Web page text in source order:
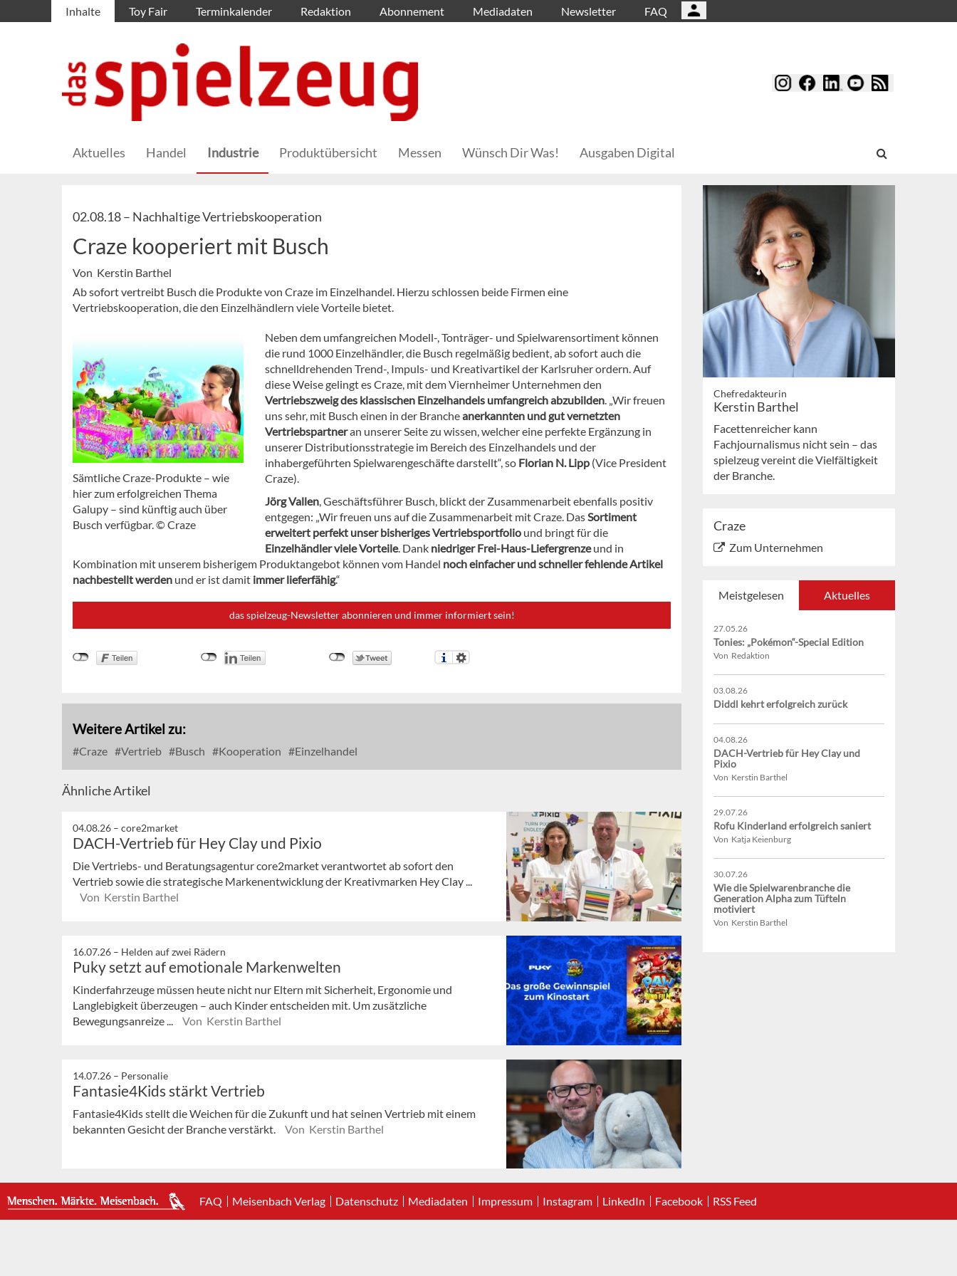
Inhalte Toy Fair Terminkalender Redaktion Abonnement Mediadaten Newsletter FAQ
Aktuelles Handel Industrie Produktübersicht Messen Wünsch Dir Was! Ausgaben Digital
02.08.18 – Nachhaltige Vertriebskooperation
Craze kooperiert mit Busch
Von Kerstin Barthel
Ab sofort vertreibt Busch die Produkte von Craze im Einzelhandel. Hierzu schlossen beide Firmen eine
Vertriebskooperation, die den Einzelhändlern viele Vorteile bietet.
Sämtliche Craze-Produkte – wie
hier zum erfolgreichen Thema
Galupy – sind künftig auch über
Busch verfügbar. © Craze
Neben dem umfangreichen Modell-, Tonträger- und Spielwarensortiment können
die rund 1000 Einzelhändler, die Busch regelmäßig bedient, ab sofort auch die
schnelldrehenden Trend-, Impuls- und Kreativartikel der Karlsruher ordern. Auf
diese Weise gelingt es Craze, mit dem Viernheimer Unternehmen den
Vertriebszweig des klassischen Einzelhandels umfangreich abzubilden. „Wir freuen
uns sehr, mit Busch einen in der Brancheanerkannten und gut vernetzten
Vertriebspartneran unserer Seite zu wissen, welcher eine perfekte Ergänzung in
unserer Distributionsstrategie im Bereich des Einzelhandels und der
inhabergeführten Spielwarengeschäfte darstellt“, so Florian N. Lipp (Vice President
Craze).
Jörg Vallen, Geschäftsführer Busch, blickt der Zusammenarbeit ebenfalls positiv
entgegen: „Wir freuen uns auf die Zusammenarbeit mit Craze. DasSortiment
erweitert perfekt unser bisheriges Vertriebsportfolio und bringt für die
Einzelhändler viele Vorteile. Dank niedriger Frei-Haus-Liefergrenzeund in
Kombination mit unserem bisherigem Produktangebot können vom Handel noch einfacher und schneller fehlende Artikel
nachbestellt werden und er ist damit immer lieferfähig.“
das spielzeug-Newsletter abonnieren und immer informiert sein!
Weitere Artikel zu:
Craze Vertrieb Busch Kooperation Einzelhandel
Ähnliche Artikel
04.08.26 – core2market
DACH-Vertrieb für Hey Clay und Pixio
Die Vertriebs- und Beratungsagentur core2market verantwortet ab sofort den
Vertrieb sowie die strategische Markenentwicklung der Kreativmarken Hey Clay ...
Von Kerstin Barthel
16.07.26 – Helden auf zwei Rädern
Puky setzt auf emotionale Markenwelten
Kinderfahrzeuge müssen heute nicht nur Eltern mit Sicherheit, Ergonomie und
Langlebigkeit überzeugen – auch Kinder entscheiden mit. Um zusätzliche
Bewegungsanreize ...
Von Kerstin Barthel
14.07.26 – Personalie
Fantasie4Kids stärkt Vertrieb
Fantasie4Kids stellt die Weichen für die Zukunft und hat seinen Vertrieb mit einem
bekannten Gesicht der Branche verstärkt.
Von Kerstin Barthel
Chefredakteurin
Kerstin Barthel
Facettenreicher kann
Fachjournalismus nicht sein – das
spielzeug vereint die Vielfältigkeit
der Branche.
Craze
Zum Unternehmen
Meistgelesen Aktuelles
27.05.26
Tonies: „Pokémon“-Special Edition
Von Redaktion
03.08.26
Diddl kehrt erfolgreich zurück
04.08.26
DACH-Vertrieb für Hey Clay und
Pixio
Von Kerstin Barthel
29.07.26
Rofu Kinderland erfolgreich saniert
Von Katja Keienburg
30.07.26
Wie die Spielwarenbranche die
Generation Alpha zum Tüfteln
motiviert
Von Kerstin Barthel
FAQ Meisenbach Verlag Datenschutz Mediadaten Impressum Instagram LinkedIn Facebook RSS Feed